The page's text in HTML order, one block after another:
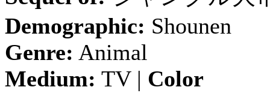
Demographic: Shounen
Genre: Animal
Medium: TV | Color